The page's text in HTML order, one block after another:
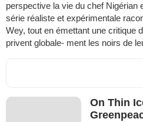
perspective la vie du chef Nigérian
série réaliste et expérimentale
Wey, tout en émettant une critique
privent globale- ment les noirs de
On Thin